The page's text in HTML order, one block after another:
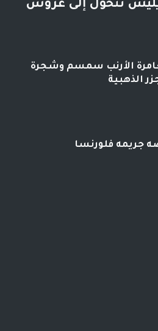
تتحول إلى عروس
الأرنب سمسم وشجرة
الذهبية
جريمه فلورنسا